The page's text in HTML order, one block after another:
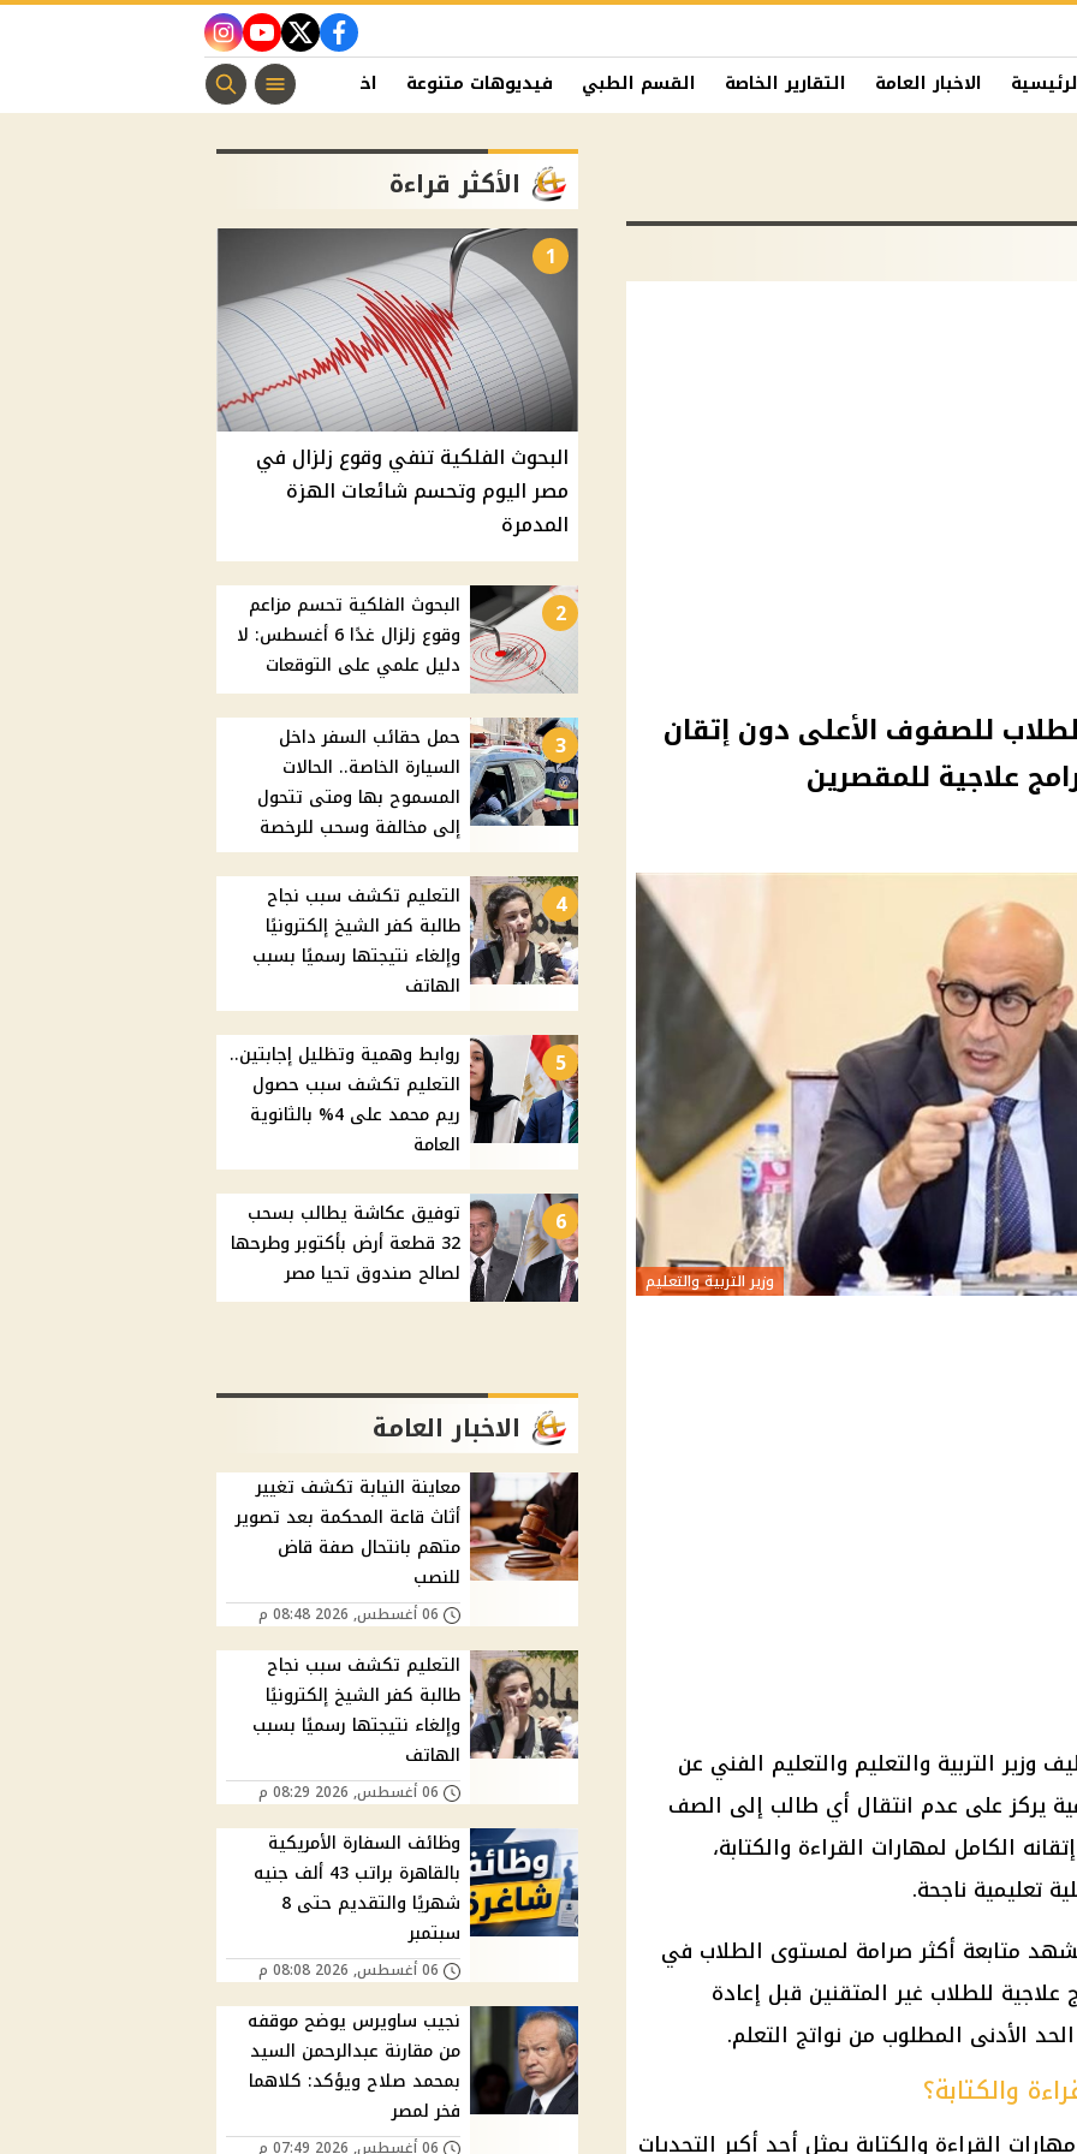
facebook
twitter
youtube
instagram
الاخبار العامة التقارير الخاصة القسم الطبي فيديوهات متنوعة اخبار الفن منوعات مسيحية
للصفوف الأعلى دون إتقان
علاجية للمقصرين
وزير التربية والتعليم
وزير التربية والتعليم والتعليم الفني عن
يركز على عدم انتقال أي طالب إلى الصف
الكامل لمهارات القراءة والكتابة،
تعليمية ناجحة.
متابعة أكثر صرامة لمستوى الطلاب في
علاجية للطلاب غير المتقنين قبل إعادة
الأدنى المطلوب من نواتج التعلم.
والكتابة؟
القراءة والكتابة يمثل أحد أكبر التحديات
الأكثر قراءة
1
البحوث الفلكية تنفي وقوع زلزال في
مصر اليوم وتحسم شائعات الهزة
المدمرة
2
البحوث الفلكية تحسم مزاعم
وقوع زلزال غدًا 6 أغسطس: لا
دليل علمي على التوقعات
3
حمل حقائب السفر داخل
السيارة الخاصة.. الحالات
المسموح بها ومتى تتحول
إلى مخالفة وسحب للرخصة
4
التعليم تكشف سبب نجاح
طالبة كفر الشيخ إلكترونيًا
وإلغاء نتيجتها رسميًا بسبب
الهاتف
5
روابط وهمية وتظليل إجابتين..
التعليم تكشف سبب حصول
ريم محمد على 4% بالثانوية
العامة
6
توفيق عكاشة يطالب بسحب
32 قطعة أرض بأكتوبر وطرحها
لصالح صندوق تحيا مصر
الاخبار العامة
معاينة النيابة تكشف تغيير
أثاث قاعة المحكمة بعد تصوير
متهم بانتحال صفة قاض
للنصب
06 أغسطس, 2026 08:48 م
التعليم تكشف سبب نجاح
طالبة كفر الشيخ إلكترونيًا
وإلغاء نتيجتها رسميًا بسبب
الهاتف
06 أغسطس, 2026 08:29 م
وظائف السفارة الأمريكية
بالقاهرة براتب 43 ألف جنيه
شهريًا والتقديم حتى 8
سبتمبر
06 أغسطس, 2026 08:08 م
نجيب ساويرس يوضح موقفه
من مقارنة عبدالرحمن السيد
بمحمد صلاح ويؤكد: كلاهما
فخر لمصر
06 أغسطس, 2026 07:49 م